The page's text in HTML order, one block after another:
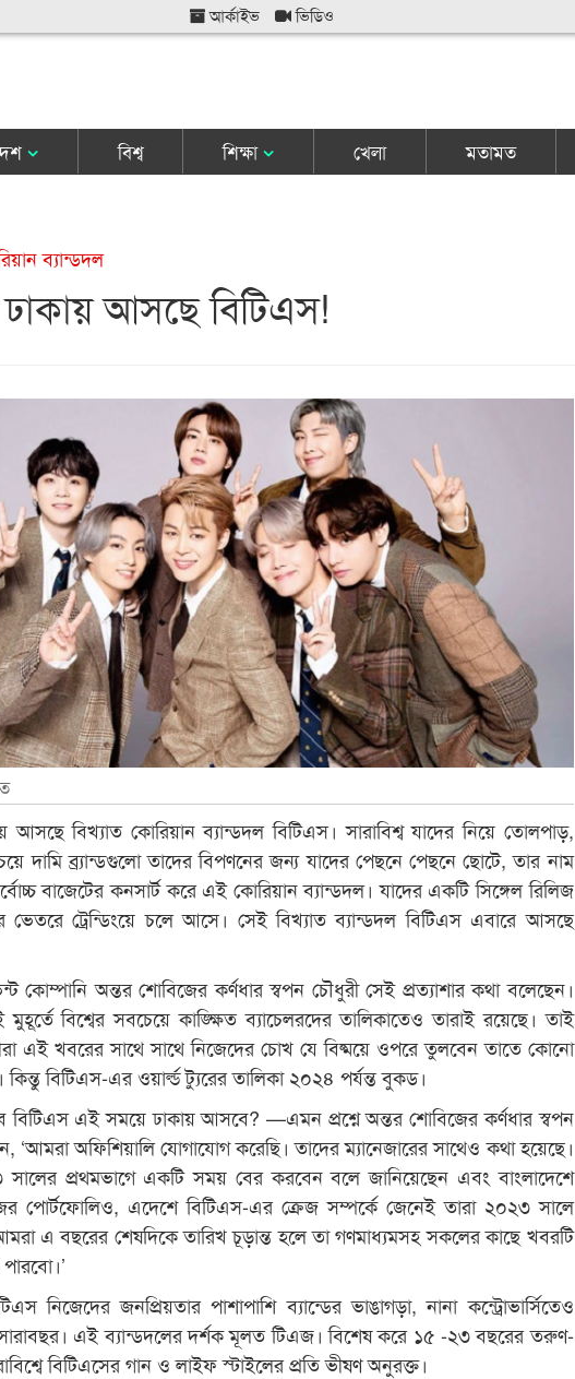
আর্কাইভ ভিডিও
বিশ্ব শিক্ষা খেলা মতামত
ব্যান্ডদল
আসছে বিটিএস!
আসছে বিখ্যাত কোরিয়ান ব্যান্ডদল বিটিএস। সারাবিশ্ব যাদের নিয়ে তোলপাড়,
দামি ব্র্যান্ডগুলো তাদের বিপণনের জন্য যাদের পেছনে পেছনে ছোটে, তার নাম
বাজেটের কনসার্ট করে এই কোরিয়ান ব্যান্ডদল। যাদের একটি সিঙ্গেল রিলিজ
ভেতরে ট্রেন্ডিংয়ে চলে আসে। সেই বিখ্যাত ব্যান্ডদল বিটিএস এবারে আসছে
কোম্পানি অন্তর শোবিজের কর্ণধার স্বপন চৌধুরী সেই প্রত্যাশার কথা বলেছেন।
বিশ্বের সবচেয়ে কাঙ্ক্ষিত ব্যাচেলরদের তালিকাতেও তারাই রয়েছে। তাই
এই খবরের সাথে সাথে নিজেদের চোখ যে বিষ্ময়ে ওপরে তুলবেন তাতে কোনো
কিন্তু বিটিএস-এর ওয়ার্ল্ড ট্যুরের তালিকা ২০২৪ পর্যন্ত বুকড।
বিটিএস এই সময়ে ঢাকায় আসবে? —এমন প্রশ্নে অন্তর শোবিজের কর্ণধার স্বপন
‘আমরা অফিশিয়ালি যোগাযোগ করেছি। তাদের ম্যানেজারের সাথেও কথা হয়েছে।
সালের প্রথমভাগে একটি সময় বের করবেন বলে জানিয়েছেন এবং বাংলাদেশে
পোর্টফোলিও, এদেশে বিটিএস-এর ক্রেজ সম্পর্কে জেনেই তারা ২০২৩ সালে
এ বছরের শেষদিকে তারিখ চূড়ান্ত হলে তা গণমাধ্যমসহ সকলের কাছে খবরটি
নিজেদের জনপ্রিয়তার পাশাপাশি ব্যান্ডের ভাঙাগড়া, নানা কন্ট্রোভার্সিতেও
এই ব্যান্ডদলের দর্শক মূলত টিএজ। বিশেষ করে ১৫ -২৩ বছরের তরুণ-
বিটিএসের গান ও লাইফ স্টাইলের প্রতি ভীষণ অনুরক্ত।